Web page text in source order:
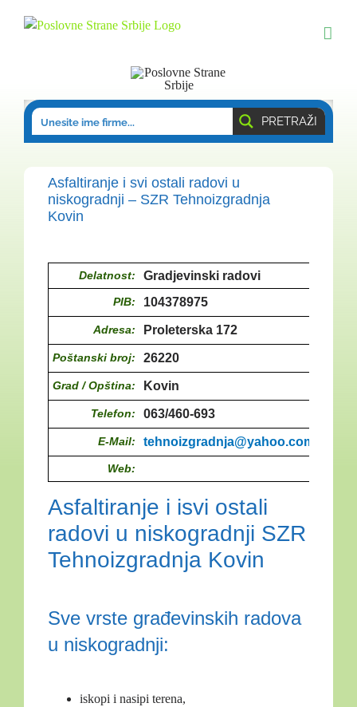
PRETRAŽI
Asfaltiranje i svi ostali radovi u
niskogradnji – SZR Tehnoizgradnja
Kovin
Delatnost: Gradjevinski radovi
PIB: 104378975
Adresa: Proleterska 172
Poštanski broj: 26220
Grad / Opština: Kovin
Telefon: 063/460-693
E-Mail: tehnoizgradnja@yahoo.com
Web:
Asfaltiranje i isvi ostali
radovi u niskogradnji SZR
Tehnoizgradnja Kovin
Sve vrste građevinskih radova
u niskogradnji:
iskopi i nasipi terena,